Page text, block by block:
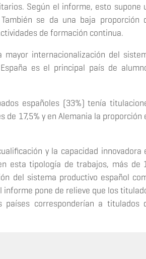
Según el informe, esto supone
se da una baja proporción
de formación continua.
internacionalización del
es el principal país de
españoles (33%) tenía
de 17,5% y en Alemania la proporción
y la capacidad innovadora
esta tipología de trabajos, más de
del sistema productivo español
informe pone de relieve que los
corresponderían a titulados